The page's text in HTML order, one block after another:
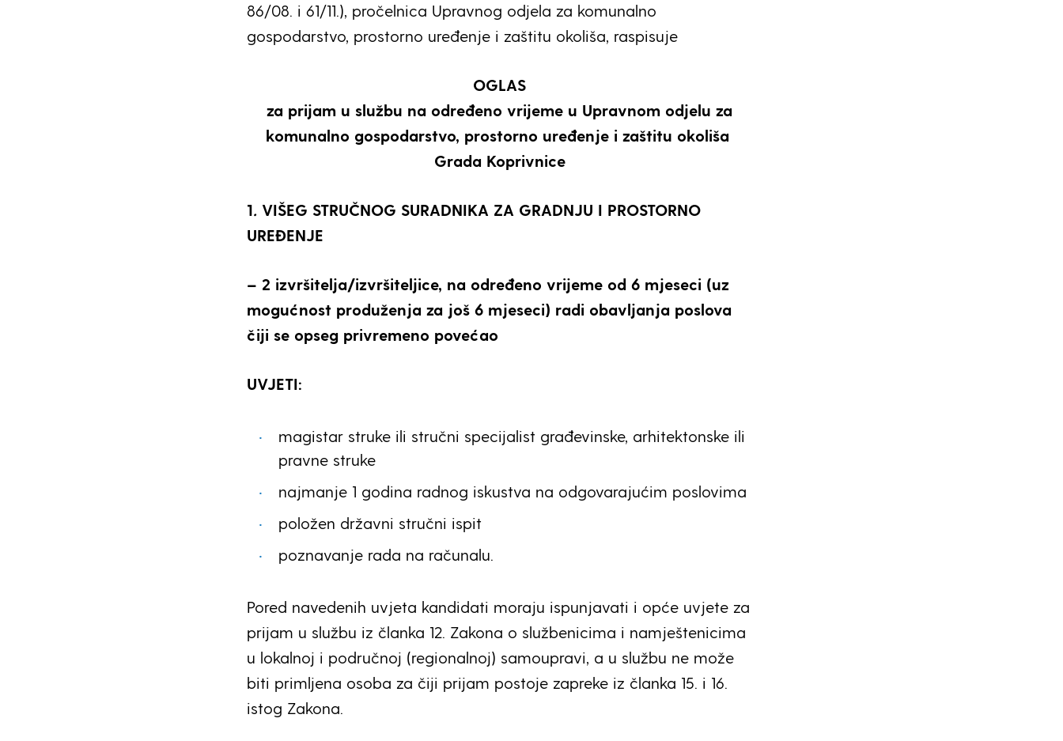
86/08. i 61/11.), pročelnica Upravnog odjela za komunalno
gospodarstvo, prostorno uređenje i zaštitu okoliša, raspisuje
OGLAS
za prijam u službu na određeno vrijeme u Upravnom odjelu za
komunalno gospodarstvo, prostorno uređenje i zaštitu okoliša
Grada Koprivnice
1. VIŠEG STRUČNOG SURADNIKA ZA GRADNJU I PROSTORNO
UREĐENJE
– 2 izvršitelja/izvršiteljice, na određeno vrijeme od 6 mjeseci (uz
mogućnost produženja za još 6 mjeseci) radi obavljanja poslova
čiji se opseg privremeno povećao
UVJETI:
magistar struke ili stručni specijalist građevinske, arhitektonske ili
pravne struke
najmanje 1 godina radnog iskustva na odgovarajućim poslovima
položen državni stručni ispit
poznavanje rada na računalu.
Pored navedenih uvjeta kandidati moraju ispunjavati i opće uvjete za
prijam u službu iz članka 12. Zakona o službenicima i namještenicima
u lokalnoj i područnoj (regionalnoj) samoupravi, a u službu ne može
biti primljena osoba za čiji prijam postoje zapreke iz članka 15. i 16.
istog Zakona.